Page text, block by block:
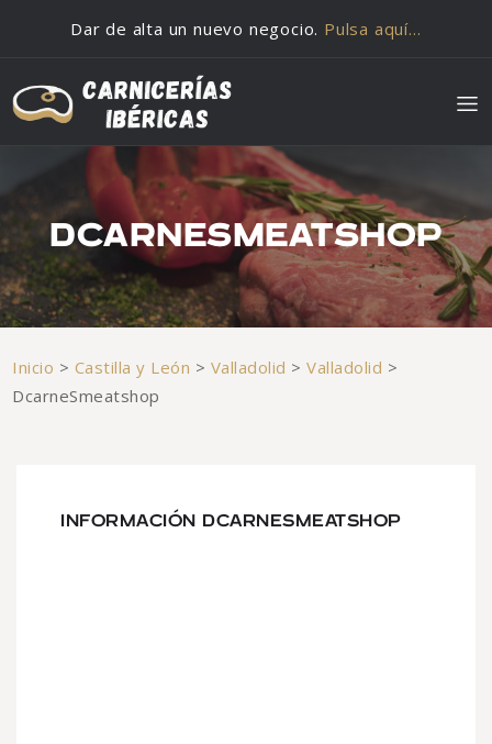
Dar de alta un nuevo negocio. Pulsa aquí…
DCARNESMEATSHOP
Inicio > Castilla y León > Valladolid >Valladolid >
DcarneSmeatshop
INFORMACIÓN DCARNESMEATSHOP